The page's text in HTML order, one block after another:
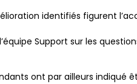
identifiés figurent
Support sur les
ont par ailleurs indiqué